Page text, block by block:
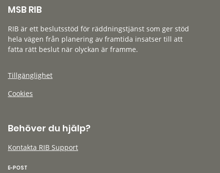
MSB RIB
RIB är ett beslutsstöd för räddningstjänst som ger stöd
hela vägen från planering av framtida insatser till att
fatta rätt beslut när olyckan är framme.
Tillgänglighet
Cookies
Behöver du hjälp?
Kontakta RIB Support
E-POST